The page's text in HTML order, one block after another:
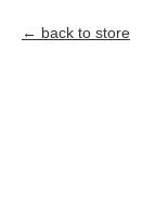
back to store